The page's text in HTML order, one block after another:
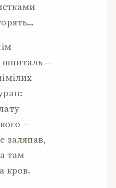
шпиталь —
—
заляпав,
там
кров.